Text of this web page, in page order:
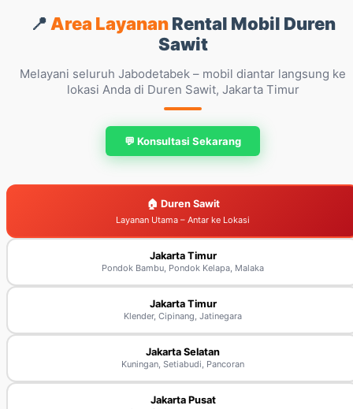
📍 Area LayananRental Mobil Duren
Sawit
Melayani seluruh Jabodetabek – mobil diantar langsung ke
lokasi Anda di Duren Sawit, Jakarta Timur
💬 Konsultasi Sekarang
🏠 Duren Sawit
Layanan Utama – Antar ke Lokasi
Jakarta Timur
Pondok Bambu, Pondok Kelapa, Malaka
Jakarta Timur
Klender, Cipinang, Jatinegara
Jakarta Selatan
Kuningan, Setiabudi, Pancoran
Jakarta Pusat